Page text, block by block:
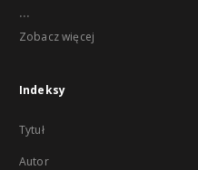
...
Zobacz więcej
Indeksy
Tytuł
Autor